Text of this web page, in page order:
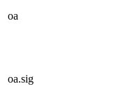
oa
oa.sig